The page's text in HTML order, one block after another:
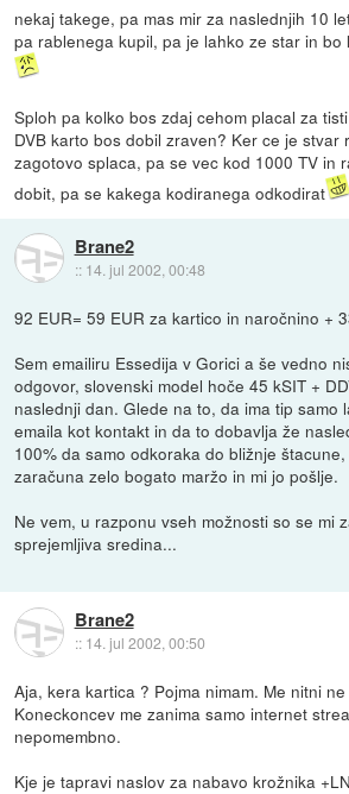
nekaj takege, pa mas mir za naslednjih 10
pa rablenega kupil, pa je lahko ze star in bo
Sploh pa kolko bos zdaj cehom placal za
DVB karto bos dobil zraven? Ker ce je stvar
zagotovo splaca, pa se vec kod 1000 TV in
dobit, pa se kakega kodiranega odkodirat
Brane2
:: 14. jul 2002, 00:48
92 EUR= 59 EUR za kartico in naročnino +
Sem emailiru Essedija v Gorici a še vedno
odgovor, slovenski model hoče 45 kSIT +
naslednji dan. Glede na to, da ima tip samo
emaila kot kontakt in da to dobavlja že
100% da samo odkoraka do bližnje
zaračuna zelo bogato maržo in mi jo pošlje.
Ne vem, u razponu vseh možnosti so se mi
sprejemljiva sredina...
Brane2
:: 14. jul 2002, 00:50
Aja, kera kartica ? Pojma nimam. Me nitni
Koneckoncev me zanima samo internet
nepomembno.
Kje je tapravi naslov za nabavo krožnika